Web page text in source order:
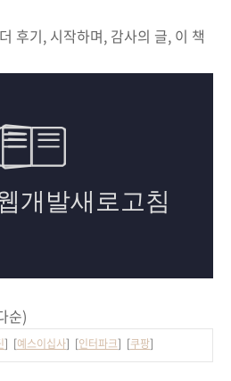
후기, 시작하며, 감사의 글, 이 책
순)
] [예스이십사] [인터파크] [쿠팡]